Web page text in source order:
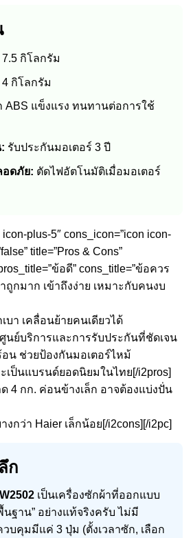
7.5 กิโลกรัม
4 กิโลกรัม
ABS แข็งแรง ทนทานต่อการใช้
รับประกันมอเตอร์ 3 ปี
อดภัย: ตัดไฟอัตโนมัติเมื่อมอเตอร์
plus-5″ cons_icon=”icon icon-
title=”Pros & Cons”
ข้อดี” cons_title=”ข้อควร
ถูกมาก เข้าถึงง่าย เหมาะกับคนงบ
า เคลื่อนย้ายคนเดียวได้
นย์บริการและการรับประกันที่ชัดเจน
อน ช่วยป้องกันมอเตอร์ไหม้
เป็นแบรนด์ยอดนิยมในไทย[/i2pros]
4 กก. ค่อนข้างเล็ก อาจต้องแบ่งปั่น
กว่า Haier เล็กน้อย[/i2cons][/i2pc]
ก
เป็นเครื่องซักผ้าที่ออกแบบ
นฐาน” อย่างแท้จริงครับ ไม่มี
บคุมมีแค่ 3 ปุ่ม (ตั้งเวลาซัก, เลือก